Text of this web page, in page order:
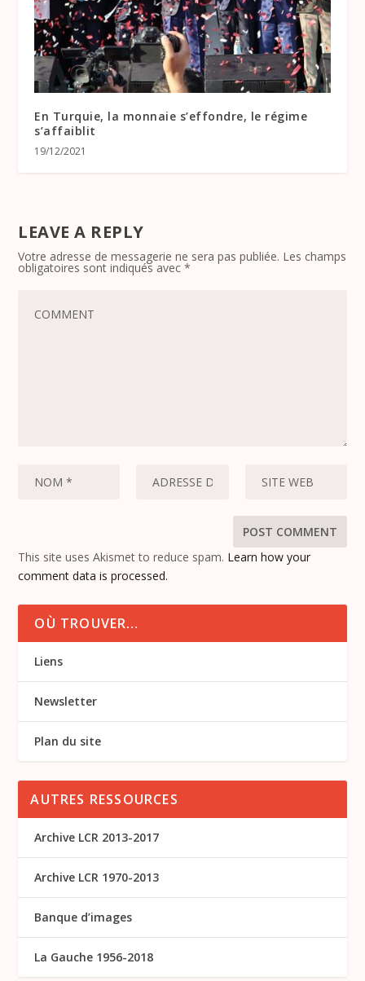
En Turquie, la monnaie s’effondre, le régime
s’affaiblit
19/12/2021
LEAVE A REPLY
Votre adresse de messagerie ne sera pas publiée. Les champs
obligatoires sont indiqués avec*
This site uses Akismet to reduce spam. Learn how your
comment data is processed.
OÙ TROUVER…
Liens
Newsletter
Plan du site
AUTRES RESSOURCES
Archive LCR 2013-2017
Archive LCR 1970-2013
Banque d’images
La Gauche 1956-2018